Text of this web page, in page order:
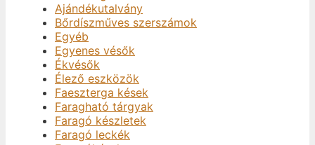
Ajándékutalvány
Bőrdíszműves szerszámok
Egyéb
Egyenes vésők
Ékvésők
Élező eszközök
Faeszterga kések
Faragható tárgyak
Faragó készletek
Faragó leckék